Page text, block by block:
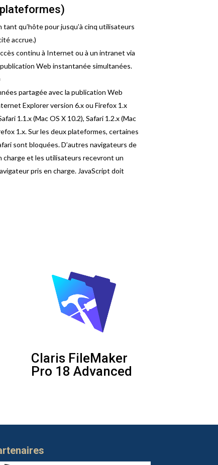
qu’hôte pour jusqu’à cinq utilisateurs
accrue.)
continu à Internet ou à un intranet via
Web instantanée simultanées.
partagée avec la publication Web
Explorer version 6.x ou Firefox 1.x
1.1.x (Mac OS X 10.2), Safari 1.2.x (Mac
1.x. Sur les deux plateformes, certaines
sont bloquées. D’autres navigateurs de
charge et les utilisateurs recevront un
pris en charge. JavaScript doit
Claris FileMaker
Pro 18 Advanced